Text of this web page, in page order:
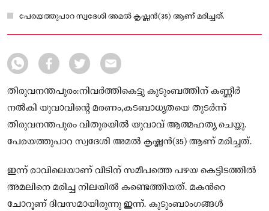
പേരയത്തുപാറ സ്വദേശി അമല്‍ കൃഷ്ണൻ(35) ആണ് മരിച്ചത്.
തിരുവനന്തപുരം:നിവർത്തികെട്ടു കുടുംബത്തിന് കണ്ണീർ
നൽകി യുവാവിൻ്റെ മരണം,കടബാധ്യതയെ തുടര്‍ന്ന്
തിരുവനന്തപുരം വിതുരയില്‍ യുവാവ് ആത്മഹത്യ ചെയ്തു.
പേരയത്തുപാറ സ്വദേശി അമല്‍ കൃഷ്ണൻ(35) ആണ് മരിച്ചത്.
ഇന്ന് രാവിലെയാണ് വീടിന് സമീപത്തെ പഴയ കെട്ടിടത്തില്‍
അമലിനെ മരിച്ച നിലയില്‍ കണ്ടെത്തിയത്. മകന്‍റെ
ചോറൂണ് ദിവസമായിരുന്നു ഇന്ന്. കുടുംബാംഗങ്ങള്‍